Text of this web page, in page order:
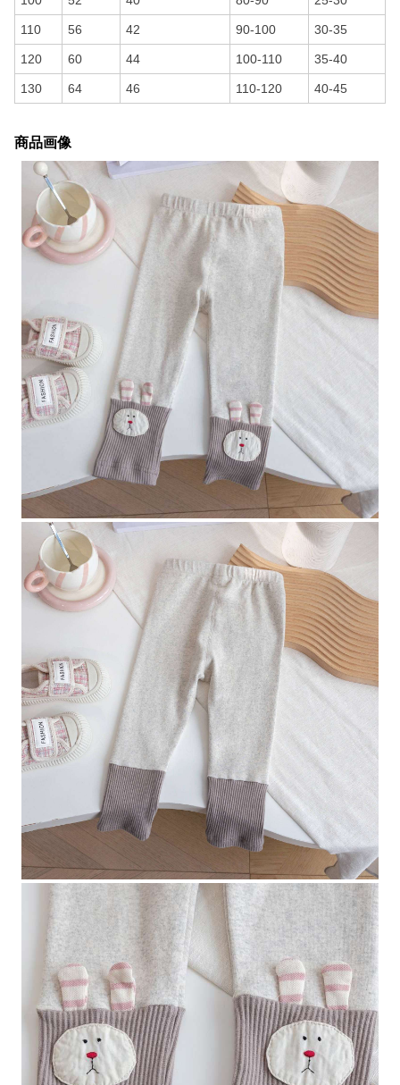
110 56 42 90-100 30-35
120 60 44 100-110 35-40
130 64 46 110-120 40-45
商品画像